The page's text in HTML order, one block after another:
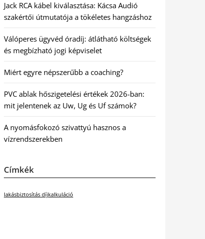
Jack RCA kábel kiválasztása: Kácsa Audió
szakértői útmutatója a tökéletes hangzáshoz
Válóperes ügyvéd óradíj: átlátható költségek
és megbízható jogi képviselet
Miért egyre népszerűbb a coaching?
PVC ablak hőszigetelési értékek 2026-ban:
mit jelentenek az Uw, Ug és Uf számok?
A nyomásfokozó szivattyú hasznos a
vízrendszerekben
Címkék
lakásbiztosítás díjkalkuláció